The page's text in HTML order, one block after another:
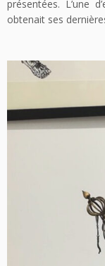
présentées. L’une
obtenait ses